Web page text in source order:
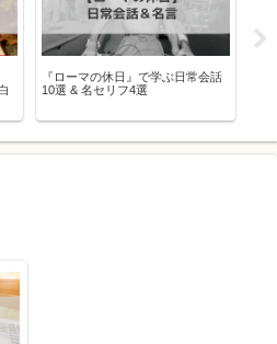
『ローマの休日』で学ぶ日常会話
10選 & 名セリフ4選
実践英語に
た！